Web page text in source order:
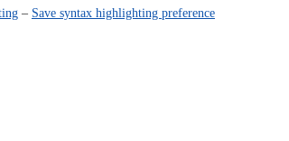
– Save syntax highlighting preference